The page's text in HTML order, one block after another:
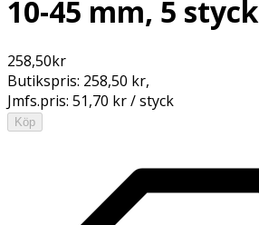
10-45 mm, 5 styck
258,50kr
Butikspris: 258,50 kr,
Jmfs.pris: 51,70 kr / styck
Köp